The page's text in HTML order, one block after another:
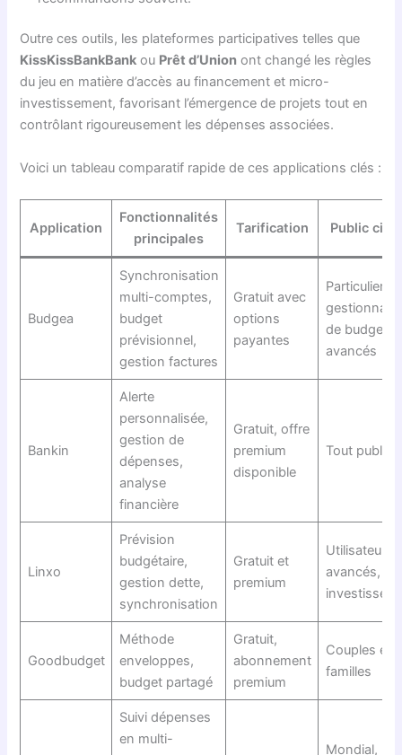
Outre ces outils, les plateformes participatives telles que
KissKissBankBank ou Prêt d’Union ont changé les règles
du jeu en matière d’accès au financement et micro-
investissement, favorisant l’émergence de projets tout en
contrôlant rigoureusement les dépenses associées.
Voici un tableau comparatif rapide de ces applications clés :
Application
Fonctionnalités
principales
Tarification Public
Budgea
Synchronisation
multi-comptes,
budget
prévisionnel,
gestion factures
Gratuit avec
options
payantes
Particuliers
de budget
avancés
Bankin
Alerte
personnalisée,
gestion de
dépenses,
analyse
financière
Gratuit, offre
premium
disponible
Tout public
Linxo
Prévision
budgétaire,
gestion dette,
synchronisation
Gratuit et
premium
Utilisateurs
avancés,
Goodbudget
Méthode
enveloppes,
budget partagé
Gratuit,
abonnement
premium
Couples et
familles
Suivi dépenses
en multi-
Mondial,